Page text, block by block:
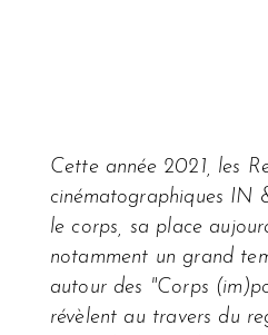
Cette année 2021, les
cinématographiques IN
le corps, sa place
notamment un grand
autour des "Corps
révèlent au travers du